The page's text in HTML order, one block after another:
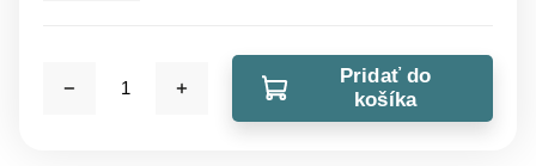
Pridať do
košíka